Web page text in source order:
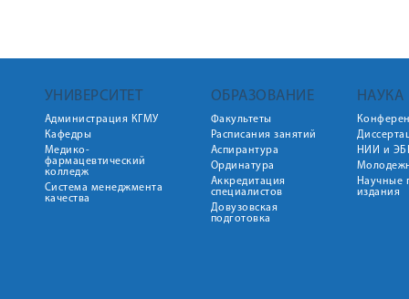
УНИВЕРСИТЕТ
Администрация КГМУ
Кафедры
Медико-
фармацевтический
колледж
Система менеджмента
качества
ОБРАЗОВАНИЕ
Факультеты
Расписания занятий
Аспирантура
Ординатура
Аккредитация
специалистов
Довузовская
подготовка
НАУКА
НИИ и
Научные
издания